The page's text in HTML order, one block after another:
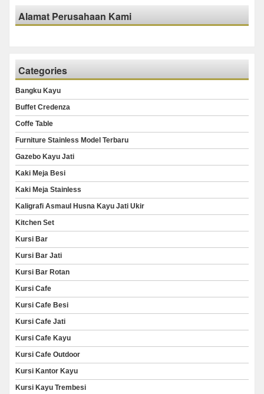
Alamat Perusahaan Kami
Categories
Bangku Kayu
Buffet Credenza
Coffe Table
Furniture Stainless Model Terbaru
Gazebo Kayu Jati
Kaki Meja Besi
Kaki Meja Stainless
Kaligrafi Asmaul Husna Kayu Jati Ukir
Kitchen Set
Kursi Bar
Kursi Bar Jati
Kursi Bar Rotan
Kursi Cafe
Kursi Cafe Besi
Kursi Cafe Jati
Kursi Cafe Kayu
Kursi Cafe Outdoor
Kursi Kantor Kayu
Kursi Kayu Trembesi